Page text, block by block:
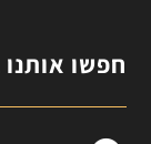
חפשו